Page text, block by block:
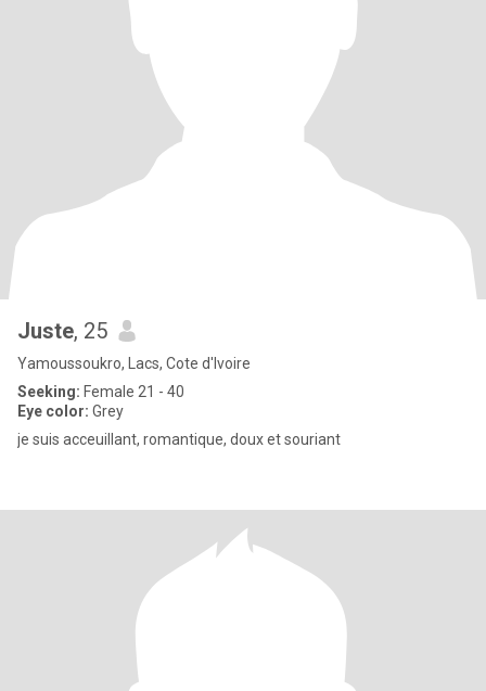
Juste, 25
Yamoussoukro, Lacs, Cote d'Ivoire
Seeking: Female 21 - 40
Eye color: Grey
je suis acceuillant, romantique, doux et souriant